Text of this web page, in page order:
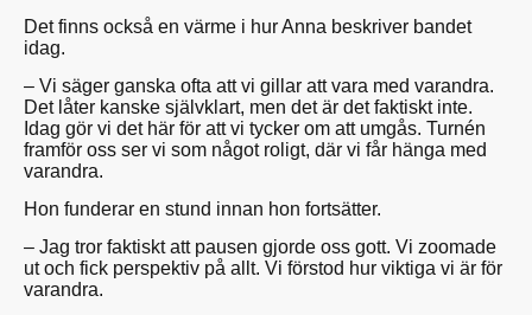
Det finns också en värme i hur Anna beskriver bandet
idag.
– Vi säger ganska ofta att vi gillar att vara med varandra.
Det låter kanske självklart, men det är det faktiskt inte.
Idag gör vi det här för att vi tycker om att umgås. Turnén
framför oss ser vi som något roligt, där vi får hänga med
varandra.
Hon funderar en stund innan hon fortsätter.
– Jag tror faktiskt att pausen gjorde oss gott. Vi zoomade
ut och fick perspektiv på allt. Vi förstod hur viktiga vi är för
varandra.